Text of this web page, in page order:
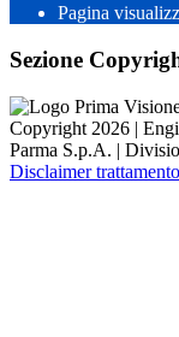
Pagina
Sezione
Copyright 2026 |
Parma S.p.A. |
Disclaimer